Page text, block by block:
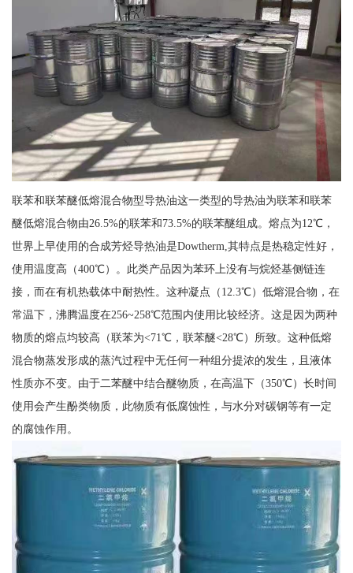
联苯和联苯醚低熔混合物型导热油这一类型的导热油为联苯和联苯
醚低熔混合物由26.5%的联苯和73.5%的联苯醚组成。熔点为12℃，
世界上早使用的合成芳烃导热油是Dowtherm,其特点是热稳定性好，
使用温度高（400℃）。此类产品因为苯环上没有与烷烃基侧链连
接，而在有机热载体中耐热性。这种凝点（12.3℃）低熔混合物，在
常温下，沸腾温度在256~258℃范围内使用比较经济。这是因为两种
物质的熔点均较高（联苯为<71℃，联苯醚<28℃）所致。这种低熔
混合物蒸发形成的蒸汽过程中无任何一种组分提浓的发生，且液体
性质亦不变。由于二苯醚中结合醚物质，在高温下（350℃）长时间
使用会产生酚类物质，此物质有低腐蚀性，与水分对碳钢等有一定
的腐蚀作用。